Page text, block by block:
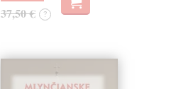
37,50 € ?